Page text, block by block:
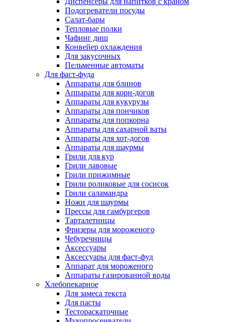
Подогреватели посуды
Салат-бары
Тепловые полки
Чафинг диш
Конвейер охлаждения
Для закусочных
Пельменные автоматы
Для фаст-фуда
Аппараты для блинов
Аппараты для корн-догов
Аппараты для кукурузы
Аппараты для пончиков
Аппараты для попкорна
Аппараты для сахарной ваты
Аппараты для хот-догов
Аппараты для шаурмы
Грили для кур
Грили лавовые
Грили прижимные
Грили роликовые для сосисок
Грили саламандра
Ножи для шаурмы
Прессы для гамбургеров
Тарталетницы
Фризеры для мороженого
Чебуречницы
Аксессуары
Аксессуары для фаст-фуд
Аппарат для мороженого
Аппараты газированной воды
Хлебопекарное
Для замеса текста
Для пасты
Тестораскаточные